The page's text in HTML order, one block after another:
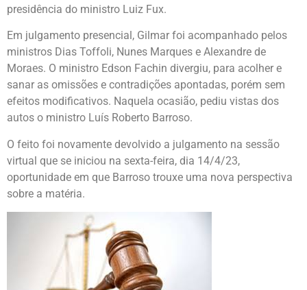
presidência do ministro Luiz Fux.
Em julgamento presencial, Gilmar foi acompanhado pelos
ministros Dias Toffoli, Nunes Marques e Alexandre de
Moraes. O ministro Edson Fachin divergiu, para acolher e
sanar as omissões e contradições apontadas, porém sem
efeitos modificativos. Naquela ocasião, pediu vistas dos
autos o ministro Luís Roberto Barroso.
O feito foi novamente devolvido a julgamento na sessão
virtual que se iniciou na sexta-feira, dia 14/4/23,
oportunidade em que Barroso trouxe uma nova perspectiva
sobre a matéria.